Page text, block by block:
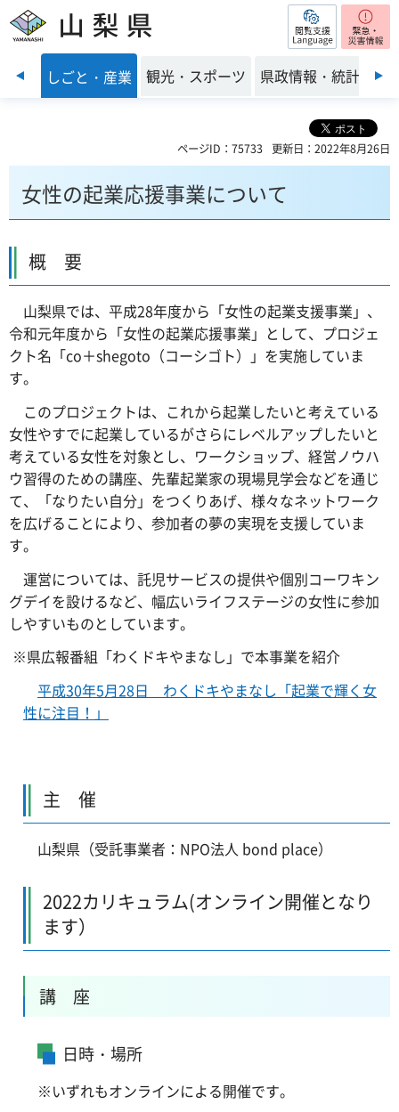
山梨県 閲覧支援
前のスライドを表示
境 しごと・産業 観光・スポーツ 県政情報・統計
ページID：75733 更新日：2022年8月26日
女性の起業応援事業について
概 要
山梨県では、平成28年度から「女性の起業支援事業」、
令和元年度から「女性の起業応援事業」として、プロジェ
クト名「co＋shegoto（コーシゴト）」を実施していま
す。
このプロジェクトは、これから起業したいと考えている
女性やすでに起業しているがさらにレベルアップしたいと
考えている女性を対象とし、ワークショップ、経営ノウハ
ウ習得のための講座、先輩起業家の現場見学会などを通じ
て、「なりたい自分」をつくりあげ、様々なネットワーク
を広げることにより、参加者の夢の実現を支援していま
す。
運営については、託児サービスの提供や個別コーワキン
グデイを設けるなど、幅広いライフステージの女性に参加
しやすいものとしています。
※県広報番組「わくドキやまなし」で本事業を紹介
平成30年5月28日 わくドキやまなし「起業で輝く女
性に注目！」
主 催
山梨県（受託事業者：NPO法人 bond place）
2022カリキュラム(オンライン開催となり
ます）
講 座
日時・場所
※いずれもオンラインによる開催です。